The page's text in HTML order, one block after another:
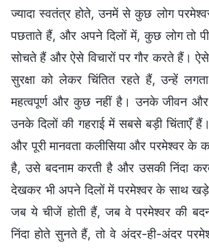
ज्यादा स्वतंत्र होते, उनमें से कुछ लोग
पछताते हैं, और अपने दिलों में, कुछ लोग तो
सोचते हैं और ऐसे विचारों पर गौर करते हैं।
सुरक्षा को लेकर चिंतित रहते हैं, उन्हें
महत्वपूर्ण और कुछ नहीं है। उनके जीवन और
उनके दिलों की गहराई में सबसे बड़ी चिंताएँ
और पूरी मानवता कलीसिया और परमेश्वर के
है, उसे बदनाम करती है और उसकी निंदा
देखकर भी अपने दिलों में परमेश्वर के साथ खड़े
जब ये चीजें होती हैं, जब वे परमेश्वर की
निंदा होते सुनते हैं, तो वे अंदर-ही-अंदर